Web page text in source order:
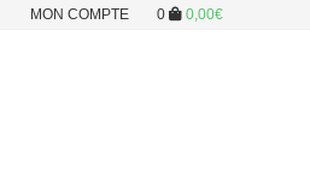
MON COMPTE 0 0,00€